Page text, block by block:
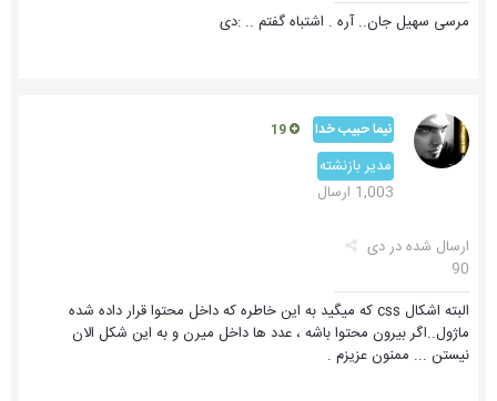
مرسی سهیل جان.. آره . اشتباه گفتم .. :دی
نیما حبیب خدا
مدیر بازنشته
1,003 ارسال
ارسال شده دردی
90
البته اشکال css که میگید به این خاطره که داخل محتوا قرار داده شده
ماژول..اگر بیرون محتوا باشه ، عدد ها داخل میرن و به این شکل الان
نیستن ... ممنون عزیزم .